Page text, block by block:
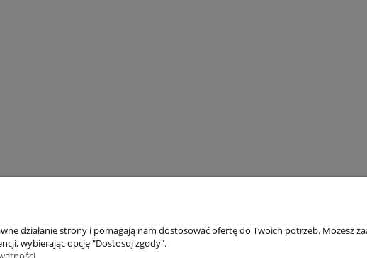
Płatności i dostawa Informacje
działanie strony i pomagają nam dostosować ofertę do Twoich potrzeb. Możesz
wybierając opcję "Dostosuj zgody".